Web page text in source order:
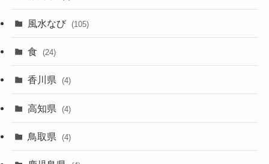
風水なび (105)
食 (24)
香川県 (4)
高知県 (4)
鳥取県 (4)